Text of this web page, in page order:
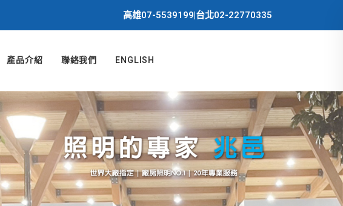
高雄07-5539199|台北02-22770335
產品介紹 聯絡我們 ENGLISH